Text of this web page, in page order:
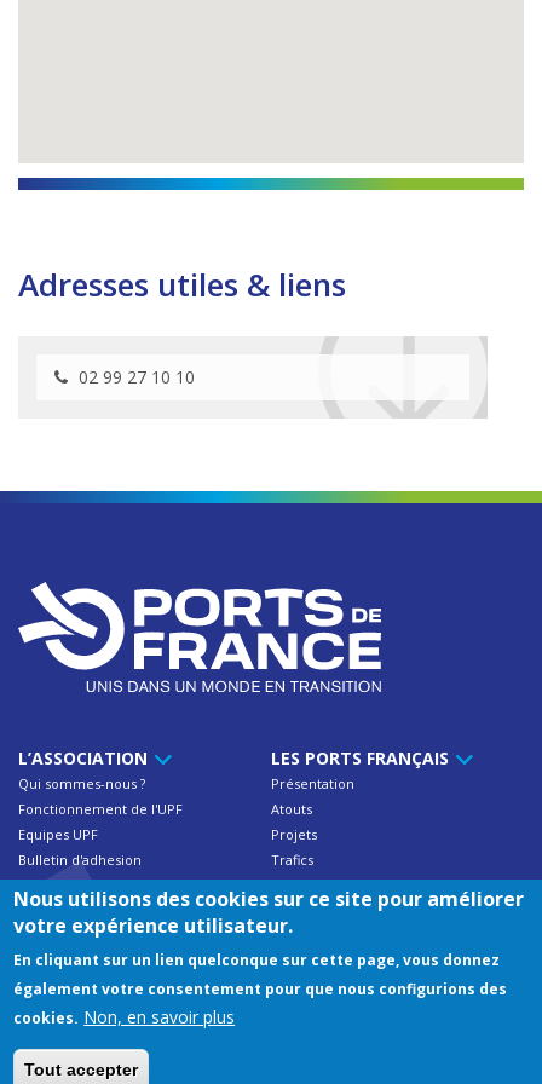
Adresses utiles & liens
02 99 27 10 10
L’ASSOCIATION
Qui sommes-nous ?
Fonctionnement de l'UPF
Equipes UPF
Bulletin d'adhesion
Contact
LES PORTS FRANÇAIS
Présentation
Atouts
Projets
Trafics
NOS ADHÉRENTS
Annuaire des membres
Adresses utiles & liens
RESSOURCES
Publications
Nous utilisons des cookies sur ce site pour améliorer
votre expérience utilisateur.
En cliquant sur un lien quelconque sur cette page, vous donnez
également votre consentement pour que nous configurions des
cookies. Non, en savoir plus
Tout accepter